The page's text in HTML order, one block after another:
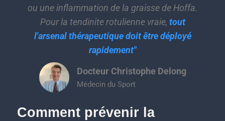
ou une inflammation de la graisse de Hoffa.
Pour la tendinite rotulienne vraie, tout
l'arsenal thérapeutique doit être déployé
rapidement"
Docteur Christophe Delong
Médecin du Sport
Comment prévenir la